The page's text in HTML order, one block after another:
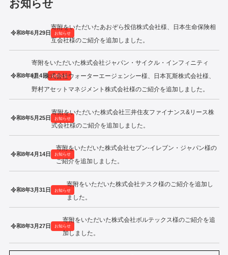
お知らせ
令和8年6月29日 お知らせ
寄附をいただいたあおぞら投信株式会社様、日本生命保険相
互会社様のご紹介を追加しました。
令和8年6月4日 お知らせ
寄附をいただいた株式会社ジャパン・サイクル・インフィニティ
様、株式会社ウォーターエージェンシー様、日本瓦斯株式会社様、
野村アセットマネジメント株式会社様のご紹介を追加しました。
令和8年5月25日 お知らせ
寄附をいただいた株式会社三井住友ファイナンス&リース株
式会社様のご紹介を追加しました。
令和8年4月14日 お知らせ
寄附をいただいた株式会社セブン‐イレブン・ジャパン様の
ご紹介を追加しました。
令和8年3月31日 お知らせ
寄附をいただいた株式会社テスク様のご紹介を追加し
ました。
令和8年3月27日 お知らせ
寄附をいただいた株式会社ボルテックス様のご紹介を追
加しました。